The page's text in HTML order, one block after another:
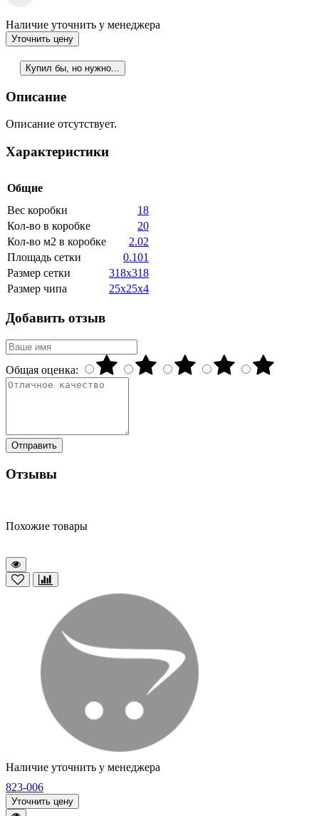
Наличие уточнить у менеджера
Уточнить цену
Купил бы, но нужно...
Описание
Описание отсутствует.
Характеристики
Общие
Вес коробки
18
Кол-во в коробке
20
Кол-во м2 в коробке
2.02
Площадь сетки
0.101
Размер сетки
318x318
Размер чипа
25x25x4
Добавить отзыв
Общая оценка:
Отправить
Отзывы
Похожие товары
Наличие уточнить у менеджера
823-006
Уточнить цену